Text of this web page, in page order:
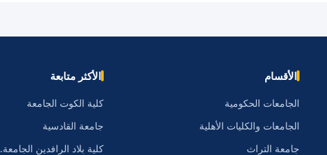
الأقسام
الجامعات الحكومية
الجامعات والكليات الأهلية
جامعة التراث
الأكثر متابعة
كلية الكوت الجامعة
جامعة القادسية
كلية بلاد الرافدين الجامعة.